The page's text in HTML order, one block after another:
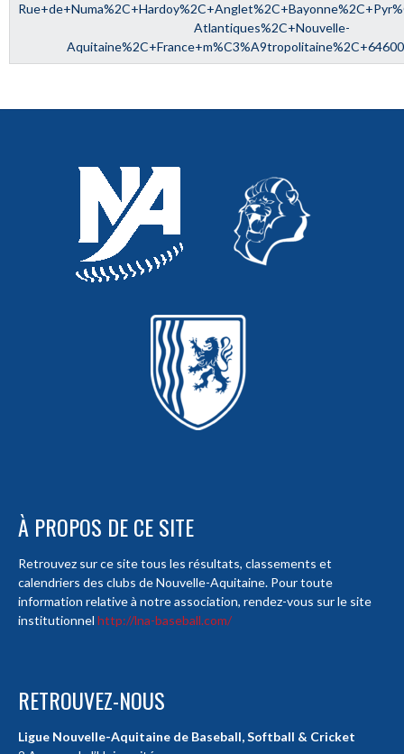
Atlantiques%2C+Nouvelle-
À PROPOS DE CE SITE
Retrouvez sur ce site tous les résultats, classements et
calendriers des clubs de Nouvelle-Aquitaine. Pour toute
information relative à notre association, rendez-vous sur le site
institutionnel http://lna-baseball.com/
RETROUVEZ-NOUS
Ligue Nouvelle-Aquitaine de Baseball, Softball & Cricket